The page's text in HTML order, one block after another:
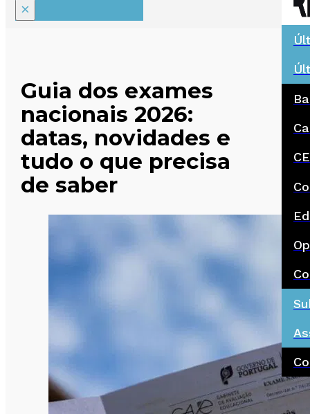
×
Guia dos exames
nacionais 2026:
datas, novidades e
tudo o que precisa
de saber